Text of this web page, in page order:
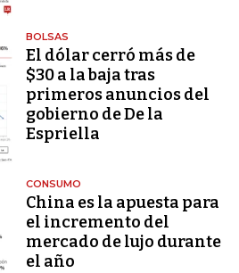
BOLSAS
El dólar cerró más de
$30 a la baja tras
primeros anuncios del
gobierno de De la
Espriella
CONSUMO
China es la apuesta para
el incremento del
mercado de lujo durante
el año